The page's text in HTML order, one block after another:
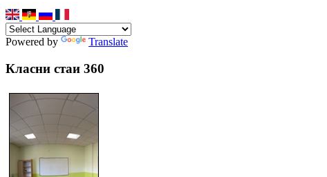
Powered by Translate
Класни стаи 360